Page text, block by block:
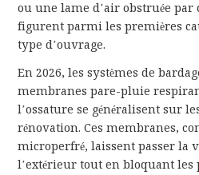
ou une lame d’air obstruée par
figurent parmi les premières
type d’ouvrage.
En 2026, les systèmes de
membranes pare-pluie
l’ossature se généralisent sur
rénovation. Ces membranes,
microperfré, laissent passer la
l’extérieur tout en bloquant les